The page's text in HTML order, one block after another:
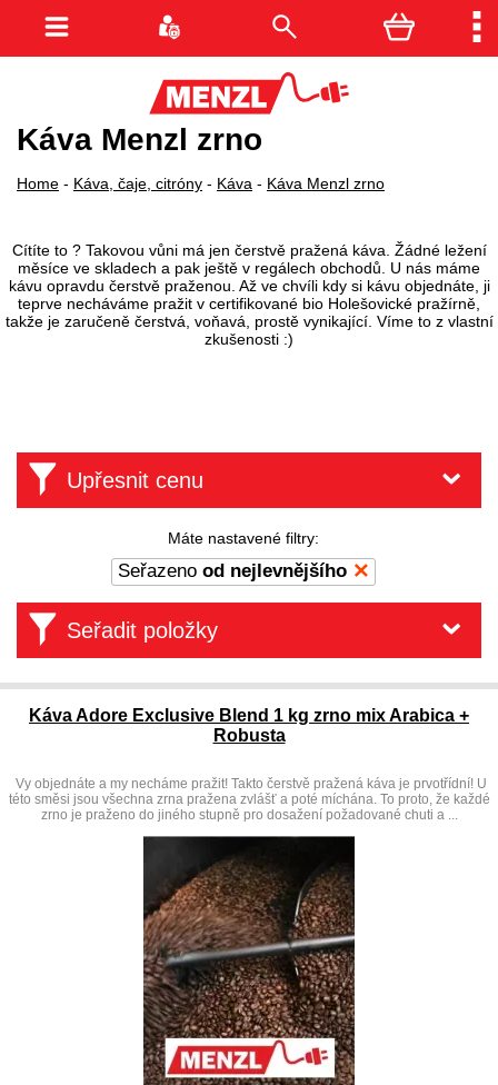
Káva Menzl zrno
Home - Káva, čaje, citróny - Káva - Káva Menzl zrno
Cítíte to ? Takovou vůni má jen čerstvě pražená káva. Žádné ležení
měsíce ve skladech a pak ještě v regálech obchodů. U nás máme
kávu opravdu čerstvě praženou. Až ve chvíli kdy si kávu objednáte, ji
teprve necháváme pražit v certifikované bio Holešovické pražírně,
takže je zaručeně čerstvá, voňavá, prostě vynikající. Víme to z vlastní
zkušenosti :)
Upřesnit cenu
Máte nastavené filtry:
Seřazeno od nejlevnějšího
Seřadit položky
Káva Adore Exclusive Blend 1 kg zrno mix Arabica +
Robusta
Vy objednáte a my necháme pražit! Takto čerstvě pražená káva je prvotřídní! U
této směsi jsou všechna zrna pražena zvlášť a poté míchána. To proto, že každé
zrno je praženo do jiného stupně pro dosažení požadované chuti a ...